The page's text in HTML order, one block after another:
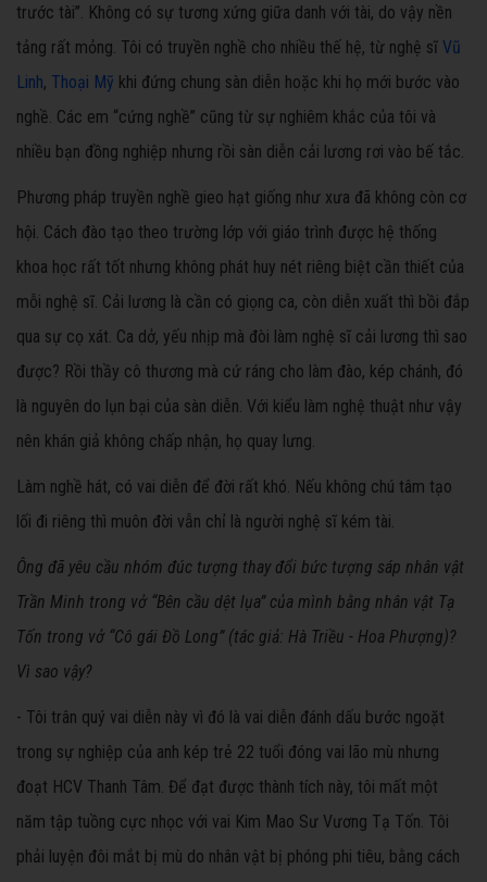
trước tài”. Không có sự tương xứng giữa danh với tài, do vậy nền
tảng rất mỏng. Tôi có truyền nghề cho nhiều thế hệ, từ nghệ sĩ Vũ
Linh, Thoại Mỹ khi đứng chung sàn diễn hoặc khi họ mới bước vào
nghề. Các em “cứng nghề” cũng từ sự nghiêm khắc của tôi và
nhiều bạn đồng nghiệp nhưng rồi sàn diễn cải lương rơi vào bế tắc.
Phương pháp truyền nghề gieo hạt giống như xưa đã không còn cơ
hội. Cách đào tạo theo trường lớp với giáo trình được hệ thống
khoa học rất tốt nhưng không phát huy nét riêng biệt cần thiết của
mỗi nghệ sĩ. Cải lương là cần có giọng ca, còn diễn xuất thì bồi đắp
qua sự cọ xát. Ca dở, yếu nhịp mà đòi làm nghệ sĩ cải lương thì sao
được? Rồi thầy cô thương mà cứ ráng cho làm đào, kép chánh, đó
là nguyên do lụn bại của sàn diễn. Với kiểu làm nghệ thuật như vậy
nên khán giả không chấp nhận, họ quay lưng.
Làm nghề hát, có vai diễn để đời rất khó. Nếu không chú tâm tạo
lối đi riêng thì muôn đời vẫn chỉ là người nghệ sĩ kém tài.
Ông đã yêu cầu nhóm đúc tượng thay đổi bức tượng sáp nhân vật
Trần Minh trong vở “Bên cầu dệt lụa” của mình bằng nhân vật Tạ
Tốn trong vở “Cô gái Đồ Long” (tác giả: Hà Triều - Hoa Phượng)?
Vì sao vậy?
- Tôi trân quý vai diễn này vì đó là vai diễn đánh dấu bước ngoặt
trong sự nghiệp của anh kép trẻ 22 tuổi đóng vai lão mù nhưng
đoạt HCV Thanh Tâm. Để đạt được thành tích này, tôi mất một
năm tập tuồng cực nhọc với vai Kim Mao Sư Vương Tạ Tốn. Tôi
phải luyện đôi mắt bị mù do nhân vật bị phóng phi tiêu, bằng cách